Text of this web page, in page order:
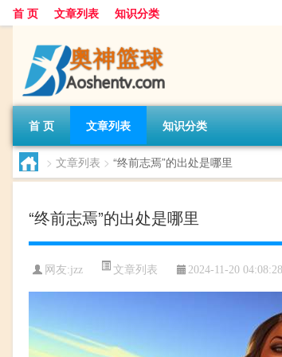
首 页 文章列表 知识分类
首 页 文章列表 知识分类
> 文章列表 > “终前志焉”的出处是哪里
“终前志焉”的出处是哪里
网友:jzz 文章列表 2024-11-20 04:08:28